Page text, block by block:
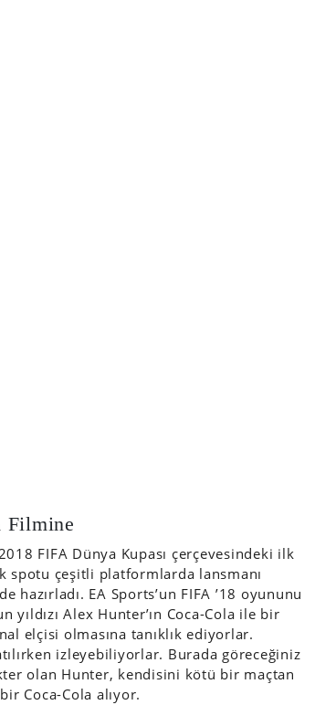
Filmine
FIFA Dünya Kupası çerçevesindeki ilk
spotu çeşitli platformlarda lansmanı
EA Sports’un FIFA ’18 oyununu
Alex Hunter’ın Coca-Cola ile bir
elçisi olmasına tanıklık ediyorlar.
izleyebiliyorlar. Burada göreceğiniz
olan Hunter, kendisini kötü bir maçtan
Coca-Cola alıyor.